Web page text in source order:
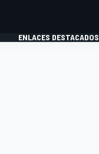
ENLACES DESTACADOS